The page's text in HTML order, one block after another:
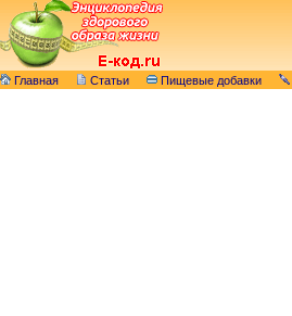
Главная Статьи Пищевые добавки